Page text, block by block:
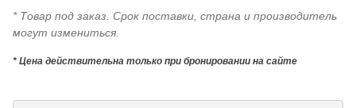
* Товар под заказ. Срок поставки, страна и производитель
могут измениться.
* Цена действительна только при бронировании на сайте